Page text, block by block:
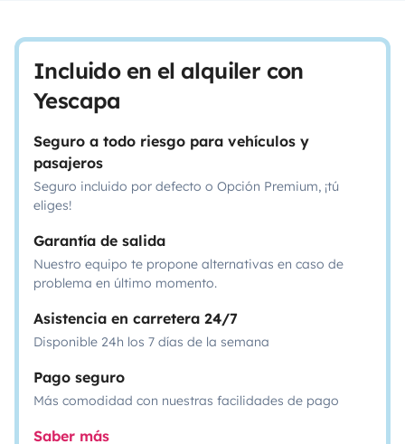
Incluido en el alquiler con
Yescapa
Seguro a todo riesgo para vehículos y
pasajeros
Seguro incluido por defecto o Opción Premium, ¡tú
eliges!
Garantía de salida
Nuestro equipo te propone alternativas en caso de
problema en último momento.
Asistencia en carretera 24/7
Disponible 24h los 7 días de la semana
Pago seguro
Más comodidad con nuestras facilidades de pago
Saber más